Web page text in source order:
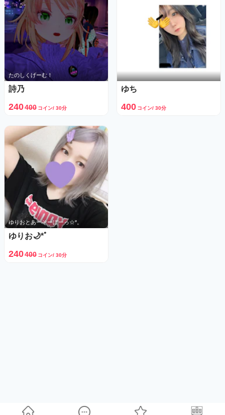
たのしくげーむ！
詩乃
240400 コイン/ 30分
ゆち
400 コイン/ 30分
ゆりおとあーそーぼーっ☆*。
ゆりお🌙*ﾟ
240400 コイン/ 30分